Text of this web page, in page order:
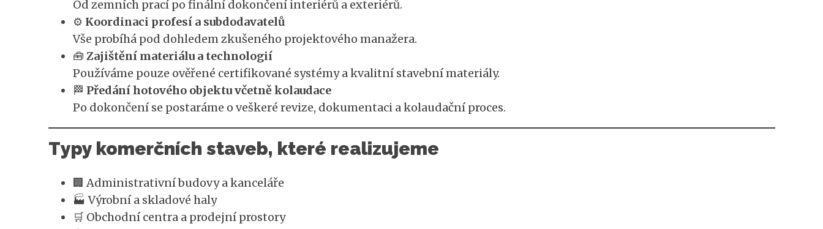
Od zemních prací po finální dokončení interiérů a exteriérů.
⚙️ Koordinaci profesí a subdodavatelů
Vše probíhá pod dohledem zkušeného projektového manažera.
🧰 Zajištění materiálu a technologií
Používáme pouze ověřené certifikované systémy a kvalitní stavební materiály.
🏁 Předání hotového objektu včetně kolaudace
Po dokončení se postaráme o veškeré revize, dokumentaci a kolaudační proces.
Typy komerčních staveb, které realizujeme
🏢 Administrativní budovy a kanceláře
🏭 Výrobní a skladové haly
🛒 Obchodní centra a prodejní prostory